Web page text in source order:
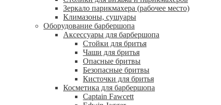
Зеркало парикмахера (рабочее место)
Климазоны, сушуары
Оборудование барбершопа
Аксессуары для барбершопа
Стойки для бритья
Чаши для бритья
Опасные бритвы
Безопасные бритвы
Кисточки для бритья
Косметика для барбершопа
Captain Fawcett